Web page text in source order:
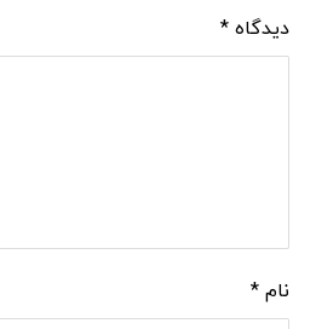
دیدگاه*
نام*